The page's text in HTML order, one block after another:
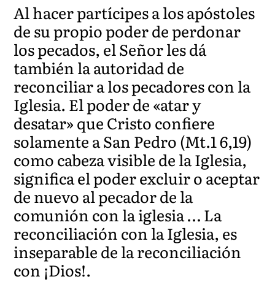
Al hacer partícipes a los apóstoles
de su propio poder de perdonar
los pecados, el Señor les dá
también la autoridad de
reconciliar a los pecadores con la
Iglesia. El poder de «atar y
desatar» que Cristo confiere
solamente a San Pedro (Mt.1 6,19)
como cabeza visible de la Iglesia,
significa el poder excluir o aceptar
de nuevo al pecador de la
comunión con la iglesia … La
reconciliación con la Iglesia, es
inseparable de la reconciliación
con ¡Dios!.